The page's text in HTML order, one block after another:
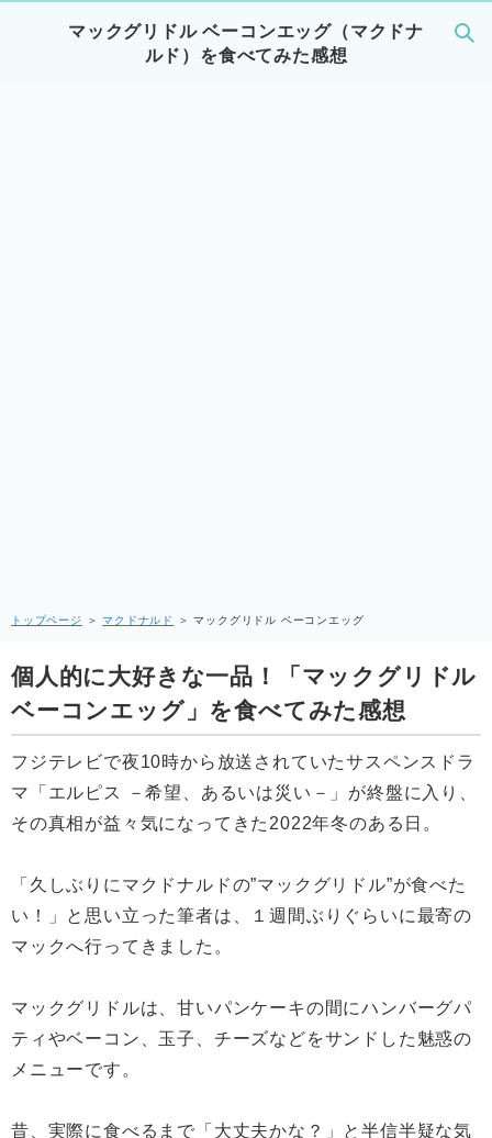
マックグリドル ベーコンエッグ（マクドナ
ルド）を食べてみた感想
トップページ ＞マクドナルド ＞マックグリドル ベーコンエッグ
個人的に大好きな一品！「マックグリドル
ベーコンエッグ」を食べてみた感想
フジテレビで夜10時から放送されていたサスペンスドラ
マ「エルピス －希望、あるいは災い－」が終盤に入り、
その真相が益々気になってきた2022年冬のある日。
「久しぶりにマクドナルドの”マックグリドル”が食べた
い！」と思い立った筆者は、１週間ぶりぐらいに最寄の
マックへ行ってきました。
マックグリドルは、甘いパンケーキの間にハンバーグパ
ティやベーコン、玉子、チーズなどをサンドした魅惑の
メニューです。
昔、実際に食べるまで「大丈夫かな？」と半信半疑な気